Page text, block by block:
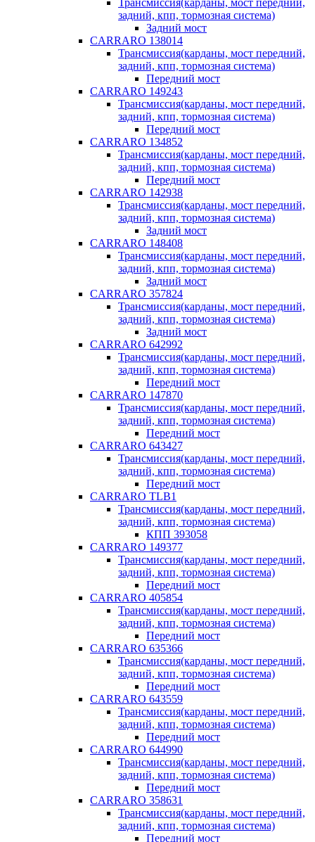
Трансмиссия(карданы, мост передний,
задний, кпп, тормозная система)
Задний мост
CARRARO 138014
Трансмиссия(карданы, мост передний,
задний, кпп, тормозная система)
Передний мост
CARRARO 149243
Трансмиссия(карданы, мост передний,
задний, кпп, тормозная система)
Передний мост
CARRARO 134852
Трансмиссия(карданы, мост передний,
задний, кпп, тормозная система)
Передний мост
CARRARO 142938
Трансмиссия(карданы, мост передний,
задний, кпп, тормозная система)
Задний мост
CARRARO 148408
Трансмиссия(карданы, мост передний,
задний, кпп, тормозная система)
Задний мост
CARRARO 357824
Трансмиссия(карданы, мост передний,
задний, кпп, тормозная система)
Задний мост
CARRARO 642992
Трансмиссия(карданы, мост передний,
задний, кпп, тормозная система)
Передний мост
CARRARO 147870
Трансмиссия(карданы, мост передний,
задний, кпп, тормозная система)
Передний мост
CARRARO 643427
Трансмиссия(карданы, мост передний,
задний, кпп, тормозная система)
Передний мост
CARRARO TLB1
Трансмиссия(карданы, мост передний,
задний, кпп, тормозная система)
КПП 393058
CARRARO 149377
Трансмиссия(карданы, мост передний,
задний, кпп, тормозная система)
Передний мост
CARRARO 405854
Трансмиссия(карданы, мост передний,
задний, кпп, тормозная система)
Передний мост
CARRARO 635366
Трансмиссия(карданы, мост передний,
задний, кпп, тормозная система)
Передний мост
CARRARO 643559
Трансмиссия(карданы, мост передний,
задний, кпп, тормозная система)
Передний мост
CARRARO 644990
Трансмиссия(карданы, мост передний,
задний, кпп, тормозная система)
Передний мост
CARRARO 358631
Трансмиссия(карданы, мост передний,
задний, кпп, тормозная система)
Передний мост